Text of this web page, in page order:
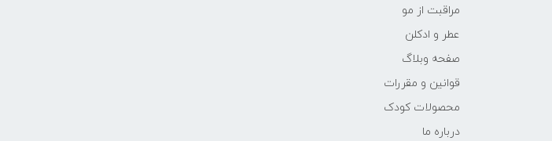
مراقبت از مو
عطر و ادکلن
صفحه وبلاگ
قوانین و مقررات
محصولات کودک
درباره ما